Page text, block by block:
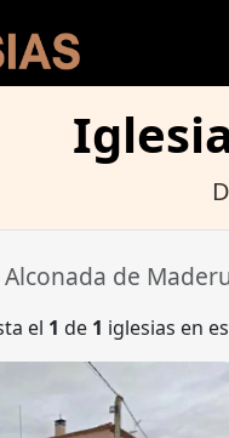
Alconada de
el 1 de 1 iglesias en